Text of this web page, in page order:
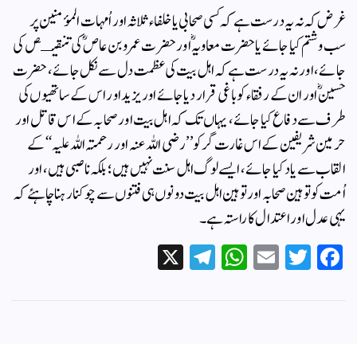
غرض کہ نہ یہ درست ہے کہ کسی صحابی یا خلفاء ثلاثہ اور اُمہات المؤمنین پر
سب وشتم کیا جائے یا حضرت معاویہؓ اور حضرت عمروبن عاص ؓ کی تنقیـص کی
جائے ، اور نہ یہ درست ہے کہ اہل بیت کی عظمت دل سے نکل جائے ، حضرت
حسینؓ اور ان کے رفقاء کو باغی قرار دیا جائے اوریزید اور اس کے ساتھیوں کی
طرف سے دفاع کیا جائے ، یہاں تک کہ اہل بیت اور صحابہ کے اس قاتل اور
حرمین شریفین کے اس غارت گر کو ’’ رضی اللہ عنہ اور رحمتہ اللہ علیہ ‘‘ کے
القاب سے یاد کیا جائے ، ایسے لوگ اہل سنت نہیں ہیں ؛ بلکہ ناصبی ہیں ، اور
اُمت کو توہین صحابہ اورتوہین اہل بیت دونوں ہی فتنوں سے چوکنا رہنا چاہئے کہ
یہی عدل اور اعتدال کا راستہ ہے ۔
Fa
ce
T
wi
E
m
W
ha
Te
le